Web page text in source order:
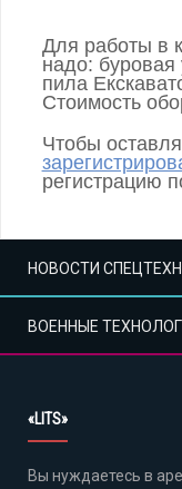
Для работы в
надо: буровая
пила
Стоимость
Чтобы
регистрацию
НОВОСТИ
ВОЕННЫЕ
«LITS»
Вы нуждаетесь в